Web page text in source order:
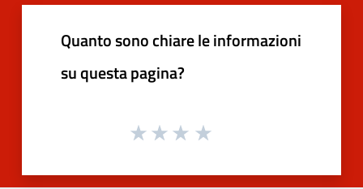
Quanto sono chiare le informazioni
su questa pagina?